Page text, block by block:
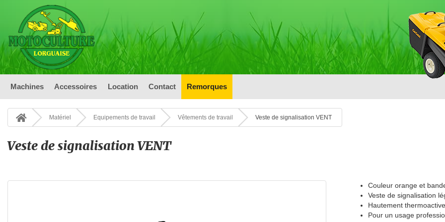
Machines Accessoires Location Contact Remorques
Matériel Equipements de travail Vêtements de travail Veste de signalisation VENT
Veste de signalisation VENT
Couleur orange et
Veste de signalisation
Hautement
Pour un usage